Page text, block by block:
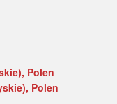
Polen
Polen